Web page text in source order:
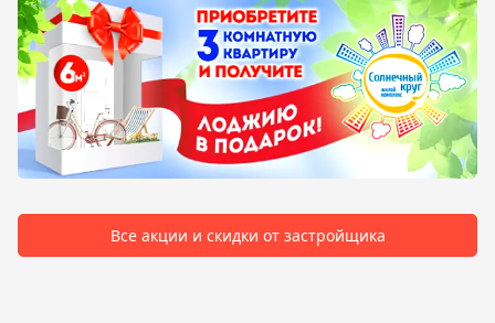
Все акции и скидки от застройщика